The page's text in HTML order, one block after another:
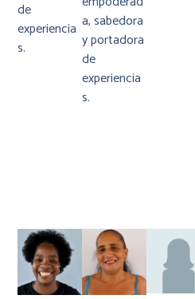
de
experiencia
s.
a, sabedora
y portadora
de
experiencia
s.